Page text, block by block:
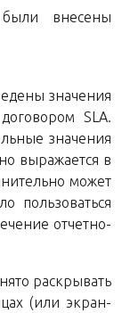
вне­се­ны
зна­че­ния
SLA.
зна­че­ния
вы­ра­жа­ет­ся в
может
поль­зо­вать­ся
от­чет­но­
рас­кры­вать
(или экран­